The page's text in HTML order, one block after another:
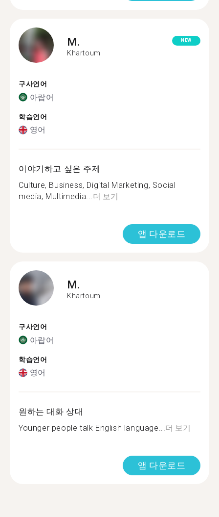
M.
Khartoum
NEW
구사언어
아랍어
학습언어
영어
이야기하고 싶은 주제
Culture, Business, Digital Marketing, Social
media, Multimedia...더 보기
앱 다운로드
M.
Khartoum
구사언어
아랍어
학습언어
영어
원하는 대화 상대
Younger people talk English language...더 보기
앱 다운로드